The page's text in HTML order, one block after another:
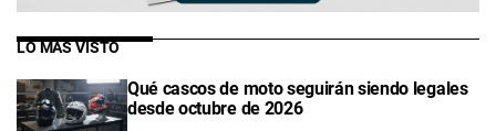
LO MÁS VISTO
Qué cascos de moto seguirán siendo legales
desde octubre de 2026